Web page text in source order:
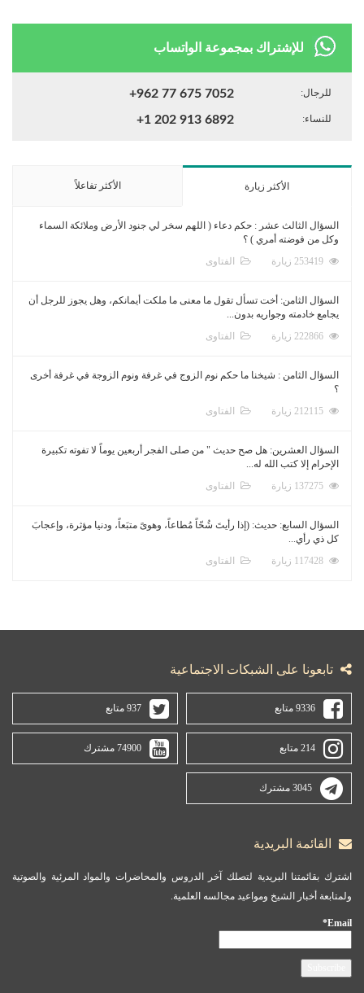
للإشتراك بمجموعة الواتساب
للرجال: +962 77 675 7052
للنساء: +1 202 913 6892
الأكثر زيارة الأكثر تفاعلاً
السؤال الثالث عشر : حكم دعاء ( اللهم سخر لي جنود الأرض وملائكة السماء
وكل من فوضته أمري ) ؟
الفتاوى
السؤال الثامن: أخت تسأل تقول ما معنى ما ملكت أيمانكم، وهل يجوز للرجل أن
يجامع خادمته وجواريه بدون...
الفتاوى
السؤال الثامن : شيخنا ما حكم نوم الزوج في غرفة ونوم الزوجة في غرفة أخرى
؟
الفتاوى
السؤال العشرين: هل صح حديث " من صلى الفجر أربعين يوماً لا تفوته تكبيرة
الإحرام إلا كتب الله له...
الفتاوى
السؤال السابع: حديث: (إذا رأيتَ شُحّاً مُطاعاً، وهوىً متبَعاً، ودنيا مؤثرة، وإعجابَ
كل ذي رأي...
الفتاوى
تابعونا على الشبكات الاجتماعية
9336 متابع 937 متابع
214 متابع 74900 مشترك
3045 مشترك
القائمة البريدية
اشترك بقائمتنا البريدية لتصلك آخر الدروس والمحاضرات والمواد المرئية والصوتية
ولمتابعة أخبار الشيخ ومواعيد مجالسه العلمية.
Email*